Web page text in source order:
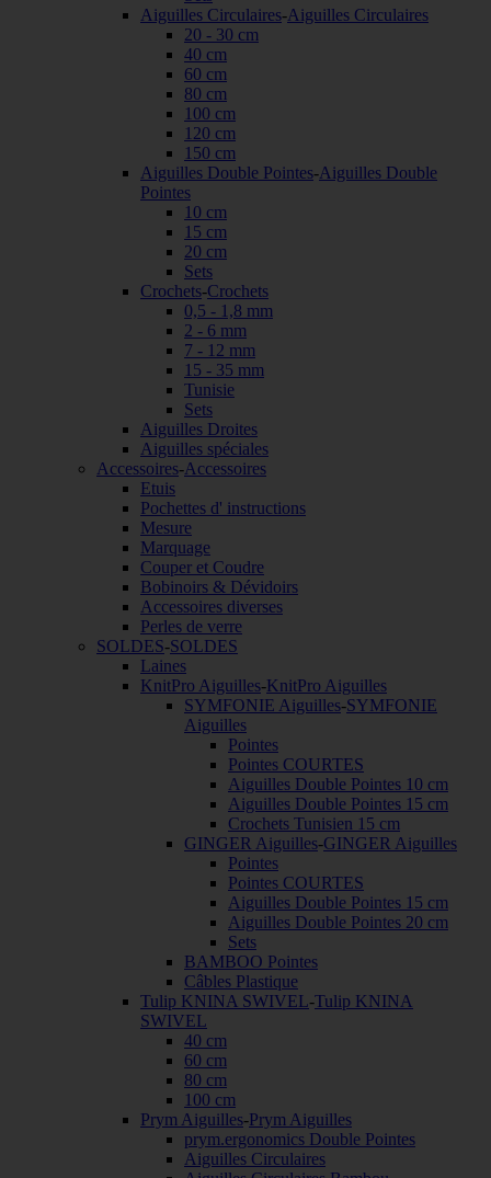
Aiguilles Circulaires-Aiguilles Circulaires
20 - 30 cm
40 cm
60 cm
80 cm
100 cm
120 cm
150 cm
Aiguilles Double Pointes-Aiguilles Double
Pointes
10 cm
15 cm
20 cm
Sets
Crochets-Crochets
0,5 - 1,8 mm
2 - 6 mm
7 - 12 mm
15 - 35 mm
Tunisie
Sets
Aiguilles Droites
Aiguilles spéciales
Accessoires-Accessoires
Etuis
Pochettes d' instructions
Mesure
Marquage
Couper et Coudre
Bobinoirs & Dévidoirs
Accessoires diverses
Perles de verre
SOLDES-SOLDES
Laines
KnitPro Aiguilles-KnitPro Aiguilles
SYMFONIE Aiguilles-SYMFONIE
Aiguilles
Pointes
Pointes COURTES
Aiguilles Double Pointes 10 cm
Aiguilles Double Pointes 15 cm
Crochets Tunisien 15 cm
GINGER Aiguilles-GINGER Aiguilles
Pointes
Pointes COURTES
Aiguilles Double Pointes 15 cm
Aiguilles Double Pointes 20 cm
Sets
BAMBOO Pointes
Câbles Plastique
Tulip KNINA SWIVEL-Tulip KNINA
SWIVEL
40 cm
60 cm
80 cm
100 cm
Prym Aiguilles-Prym Aiguilles
prym.ergonomics Double Pointes
Aiguilles Circulaires